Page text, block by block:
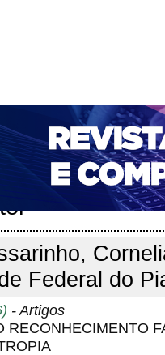
CADASTRO
REVISTAS DA UNIFACS
NOVA SUBMISSÃO
Federal do
- Artigos
RECONHECIMENTO